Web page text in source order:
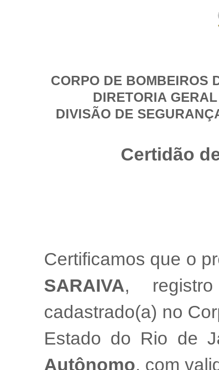
CORPO DE BOMBEIROS
DIRETORIA
DIVISÃO DE
Certidão
Certificamos que o
SARAIVA,
cadastrado(a) no
Estado do Rio de
Autônomo, com